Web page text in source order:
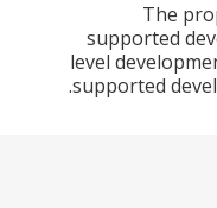
The
supported
level
supported